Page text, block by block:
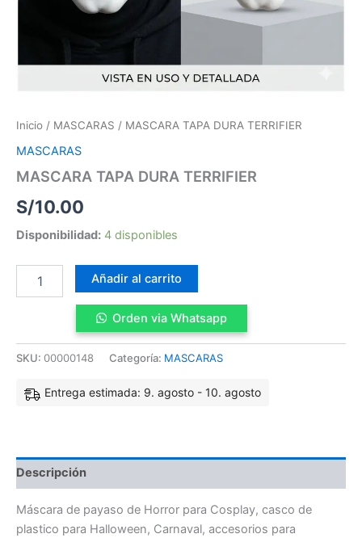
Inicio / MASCARAS / MASCARA TAPA DURA TERRIFIER
MASCARAS
MASCARA TAPA DURA TERRIFIER
S/10.00
Disponibilidad: 4 disponibles
Añadir al carrito
Orden via Whatsapp
SKU: 00000148 Categoría: MASCARAS
Entrega estimada: 9. agosto - 10. agosto
Descripción
Máscara de payaso de Horror para Cosplay, casco de
plastico para Halloween, Carnaval, accesorios para